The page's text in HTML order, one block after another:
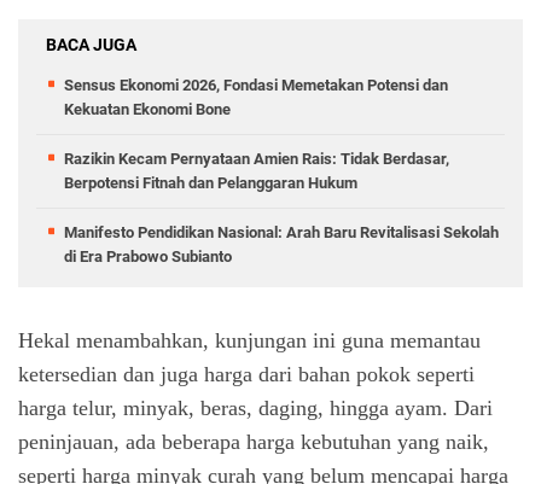
BACA JUGA
Sensus Ekonomi 2026, Fondasi Memetakan Potensi dan
Kekuatan Ekonomi Bone
Razikin Kecam Pernyataan Amien Rais: Tidak Berdasar,
Berpotensi Fitnah dan Pelanggaran Hukum
Manifesto Pendidikan Nasional: Arah Baru Revitalisasi Sekolah
di Era Prabowo Subianto
Hekal menambahkan, kunjungan ini guna memantau
ketersedian dan juga harga dari bahan pokok seperti
harga telur, minyak, beras, daging, hingga ayam. Dari
peninjauan, ada beberapa harga kebutuhan yang naik,
seperti harga minyak curah yang belum mencapai harga